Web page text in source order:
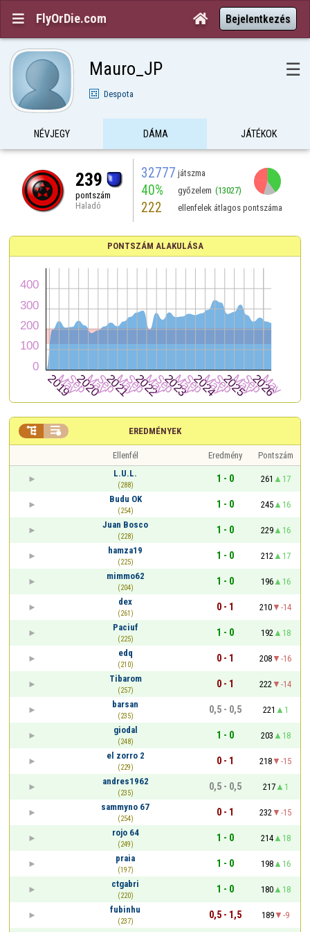
 FlyOrDie.com  Bejelentkezés
Mauro_JP ☰
Despota
NÉVJEGY DÁMA JÁTÉKOK
239
pontszám
Haladó
32777 játszma
40% győzelem (13027)
222 ellenfelek átlagos pontszáma
PONTSZÁM ALAKULÁSA
EREDMÉNYEK
 
Ellenfél Eredmény
Pontszám
L.U.L.
(288)
1 - 0 261
17
Budu OK
(254)
1 - 0 245
16
Juan Bosco
(228)
1 - 0 229
16
hamza19
(225)
1 - 0 212
17
mimmo62
(204)
1 - 0 196
16
dex
(261)
0 - 1 210
-14
Paciuf
(225)
1 - 0 192
18
edq
(210)
0 - 1 208
-16
Tibarom
(257)
0 - 1 222
-14
barsan
(235)
0,5 - 0,5 221
1
giodal
(248)
1 - 0 203
18
el zorro 2
(229)
0 - 1 218
-15
andres1962
(235)
0,5 - 0,5 217
1
sammyno 67
(254)
0 - 1 232
-15
rojo 64
(249)
1 - 0 214
18
praia
(197)
1 - 0 198
16
ctgabri
(220)
1 - 0 180
18
fubinhu
(237)
0,5 - 1,5 189
-9